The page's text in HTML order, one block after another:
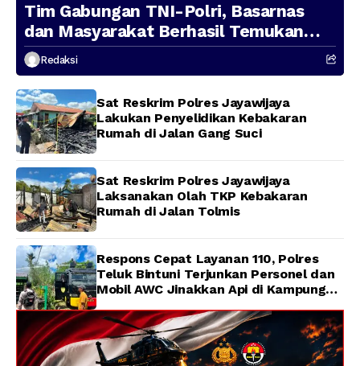
Tim Gabungan TNI-Polri, Basarnas
dan Masyarakat Berhasil Temukan
Presenter TVRI Papua Barat yang
Hilang di Sungai Memti
Redaksi
Sat Reskrim Polres Jayawijaya
Lakukan Penyelidikan Kebakaran
Rumah di Jalan Gang Suci
Sat Reskrim Polres Jayawijaya
Laksanakan Olah TKP Kebakaran
Rumah di Jalan Tolmis
Respons Cepat Layanan 110, Polres
Teluk Bintuni Terjunkan Personel dan
Mobil AWC Jinakkan Api di Kampung